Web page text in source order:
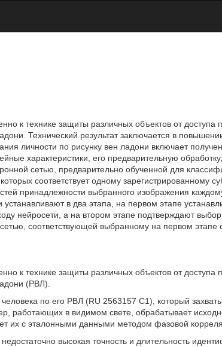
к технике защиты различных объектов от доступа
Технический результат заключается в
личности по рисунку вен ладони включает
характеристики, его предварительную
сетью, предварительно обученной для
соответствует одному зарегистрированному
принадлежности выбранного изображения
в два этапа, на первом этапе
нейросети, а на втором этапе подтверждают
соответствующей выбранному на первом этапе
к технике защиты различных объектов от доступа
(РВЛ).
по его РВЛ (RU 2563157 С1), который
работающих в видимом свете, обрабатывает
их с эталонными данными методом фазовой
высокая точность и длительность